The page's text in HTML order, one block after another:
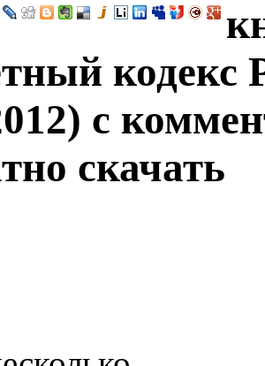
кодекс
с
скачать